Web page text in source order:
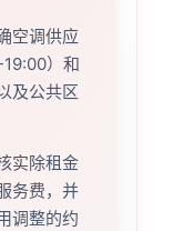
空调供应
）和
及公共区
实除租金
务费，并
调整的约